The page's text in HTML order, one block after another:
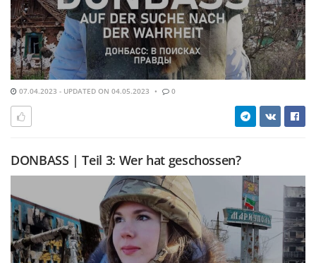
07.04.2023 - UPDATED ON 04.05.2023 0
DONBASS | Teil 3: Wer hat geschossen?